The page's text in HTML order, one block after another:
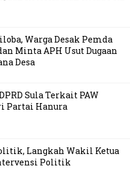
Warga Desak Pemda
Minta APH Usut Dugaan
Desa
Sula Terkait PAW
Partai Hanura
Langkah Wakil Ketua
Politik